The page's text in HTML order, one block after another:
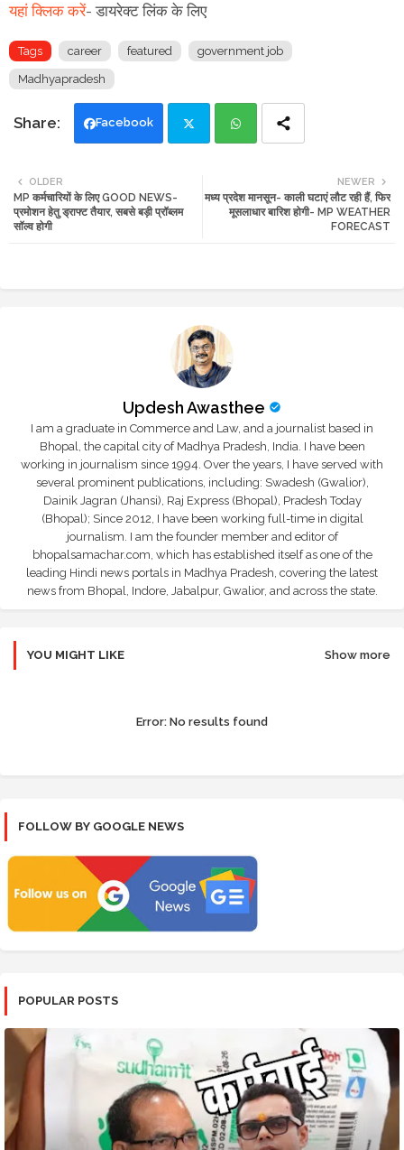
यहां क्लिक करें- डायरेक्ट लिंक के लिए
Tags career featured government job
Madhyapradesh
Facebook
ats
NEWER
मध्य प्रदेश मानसून- काली घटाएं लौट रही हैं, फिर
मूसलाधार बारिश होगी- MP WEATHER
FORECAST
OLDER
MP कर्मचारियों के लिए GOOD NEWS-
प्रमोशन हेतु ड्राफ्ट तैयार, सबसे बड़ी प्रॉब्लम
सॉल्व होगी
Updesh Awasthee
I am a graduate in Commerce and Law, and a journalist based in
Bhopal, the capital city of Madhya Pradesh, India. I have been
working in journalism since 1994. Over the years, I have served with
several prominent publications, including: Swadesh (Gwalior),
Dainik Jagran (Jhansi), Raj Express (Bhopal), Pradesh Today
(Bhopal); Since 2012, I have been working full-time in digital
journalism. I am the founder member and editor of
bhopalsamachar.com, which has established itself as one of the
leading Hindi news portals in Madhya Pradesh, covering the latest
news from Bhopal, Indore, Jabalpur, Gwalior, and across the state.
YOU MIGHT LIKE Show more
Error: No results found
FOLLOW BY GOOGLE NEWS
POPULAR POSTS